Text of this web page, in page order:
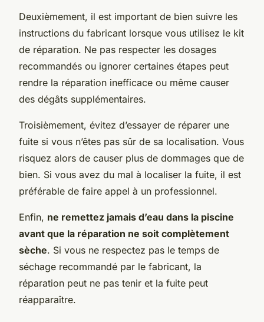
Deuxièmement, il est important de bien suivre les
instructions du fabricant lorsque vous utilisez le kit
de réparation. Ne pas respecter les dosages
recommandés ou ignorer certaines étapes peut
rendre la réparation inefficace ou même causer
des dégâts supplémentaires.
Troisièmement, évitez d’essayer de réparer une
fuite si vous n’êtes pas sûr de sa localisation. Vous
risquez alors de causer plus de dommages que de
bien. Si vous avez du mal à localiser la fuite, il est
préférable de faire appel à un professionnel.
Enfin, ne remettez jamais d’eau dans la piscine
avant que la réparation ne soit complètement
sèche. Si vous ne respectez pas le temps de
séchage recommandé par le fabricant, la
réparation peut ne pas tenir et la fuite peut
réapparaître.